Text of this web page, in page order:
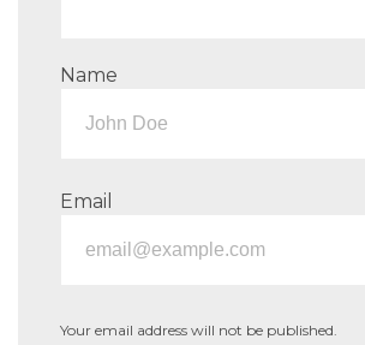
Name
Email
Your email address will not be published.